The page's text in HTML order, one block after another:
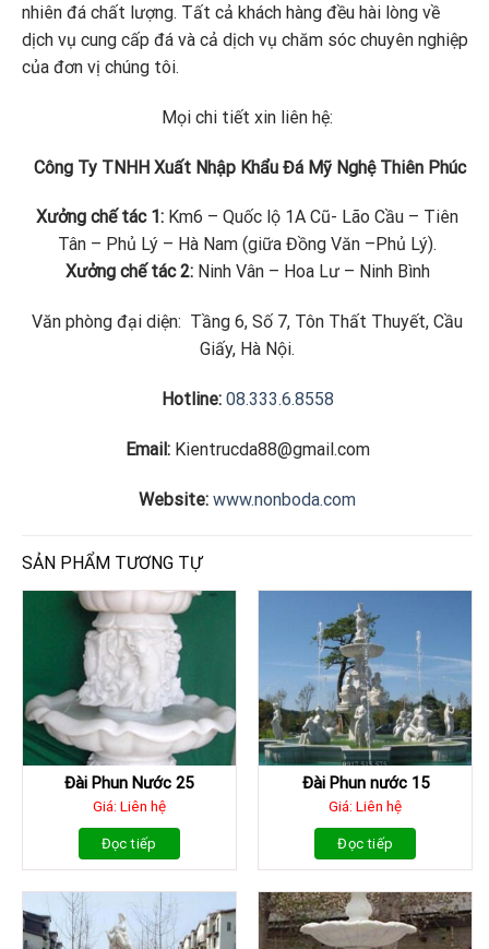
nhiên đá chất lượng. Tất cả khách hàng đều hài lòng về
dịch vụ cung cấp đá và cả dịch vụ chăm sóc chuyên nghiệp
của đơn vị chúng tôi.
Mọi chi tiết xin liên hệ:
Công Ty TNHH Xuất Nhập Khẩu Đá Mỹ Nghệ Thiên Phúc
Xưởng chế tác 1: Km6 – Quốc lộ 1A Cũ- Lão Cầu – Tiên
Tân – Phủ Lý – Hà Nam (giữa Đồng Văn –Phủ Lý).
Xưởng chế tác 2: Ninh Vân – Hoa Lư – Ninh Bình
Văn phòng đại diện: Tầng 6, Số 7, Tôn Thất Thuyết, Cầu
Giấy, Hà Nội.
Hotline: 08.333.6.8558
Email:Kientrucda88@gmail.com
Website: www.nonboda.com
SẢN PHẨM TƯƠNG TỰ
Đài Phun Nước 25
Giá: Liên hệ
Đọc tiếp
Đài Phun nước 15
Giá: Liên hệ
Đọc tiếp